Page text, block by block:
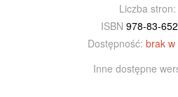
Liczba stron:
ISBN 978-83-
Dostępność: brak
Inne dostępne